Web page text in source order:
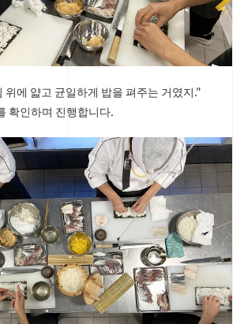
위에 얇고 균일하게 밥을 펴주는 거였지."
확인하며 진행합니다.